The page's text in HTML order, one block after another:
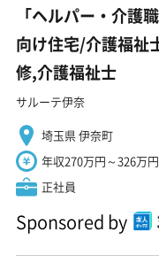
「ヘルパー・介護
向け住宅/介護福祉
修,介護福祉士
サルーテ伊奈
埼玉県 伊奈町
年収270万円～326万円
正社員
Sponsored by